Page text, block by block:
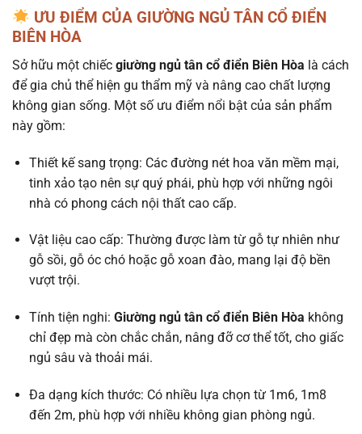
ƯU ĐIỂM CỦA GIƯỜNG NGỦ TÂN CỔ ĐIỂN
BIÊN HÒA
Sở hữu một chiếc giường ngủ tân cổ điển Biên Hòa là cách
để gia chủ thể hiện gu thẩm mỹ và nâng cao chất lượng
không gian sống. Một số ưu điểm nổi bật của sản phẩm
này gồm:
Thiết kế sang trọng: Các đường nét hoa văn mềm mại,
tinh xảo tạo nên sự quý phái, phù hợp với những ngôi
nhà có phong cách nội thất cao cấp.
Vật liệu cao cấp: Thường được làm từ gỗ tự nhiên như
gỗ sồi, gỗ óc chó hoặc gỗ xoan đào, mang lại độ bền
vượt trội.
Tính tiện nghi: Giường ngủ tân cổ điển Biên Hòa không
chỉ đẹp mà còn chắc chắn, nâng đỡ cơ thể tốt, cho giấc
ngủ sâu và thoải mái.
Đa dạng kích thước: Có nhiều lựa chọn từ 1m6, 1m8
đến 2m, phù hợp với nhiều không gian phòng ngủ.